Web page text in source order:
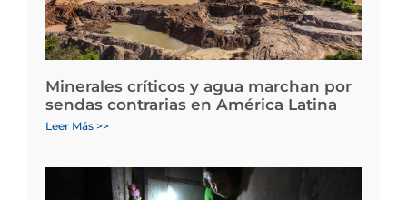
Minerales críticos y agua marchan por
sendas contrarias en América Latina
Leer Más >>